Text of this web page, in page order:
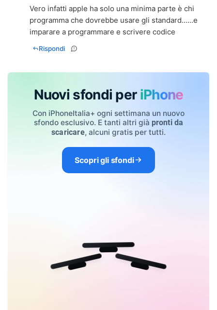
Vero infatti apple ha solo una minima parte è chi
programma che dovrebbe usare gli standard......e
imparare a programmare e scrivere codice
Rispondi
Nuovi sfondi per iPhone
Con iPhoneItalia+ ogni settimana un nuovo
sfondo esclusivo. E tanti altri già pronti da
scaricare, alcuni gratis per tutti.
Scopri gli sfondi